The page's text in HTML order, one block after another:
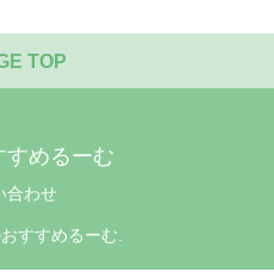
TOP
すめるーむ
合わせ
すすめるーむ.